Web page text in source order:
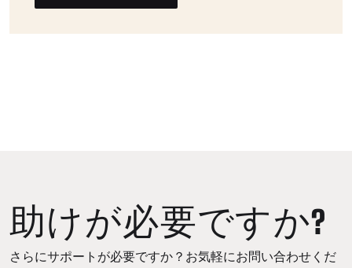
助けが必要ですか?
さらにサポートが必要ですか？お気軽にお問い合わせくだ